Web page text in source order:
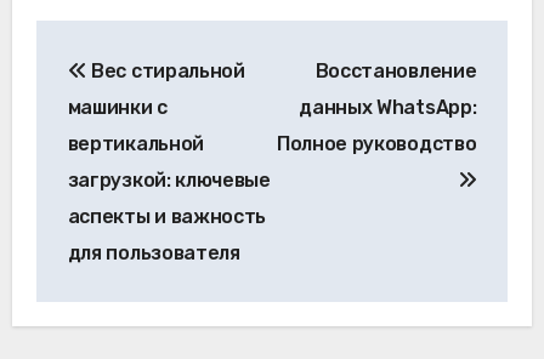
по
записям
Вес стиральной
машинки с
вертикальной
загрузкой: ключевые
аспекты и важность
для пользователя
Восстановление
данных WhatsApp:
Полное руководство